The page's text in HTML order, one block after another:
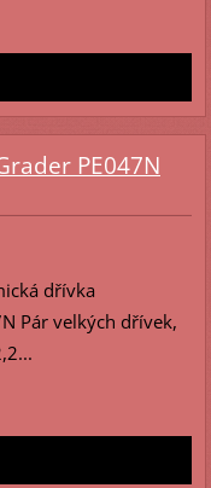
PE047N
dřívka
Pár velkých dřívek,